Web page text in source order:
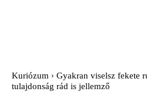
Kuriózum
Gyakran viselsz fekete
tulajdonság rád is jellemző